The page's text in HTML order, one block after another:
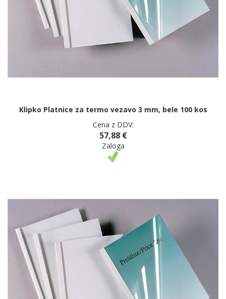
Klipko Platnice za termo vezavo 3 mm, bele 100 kos
Cena z DDV:
57,88 €
Zaloga